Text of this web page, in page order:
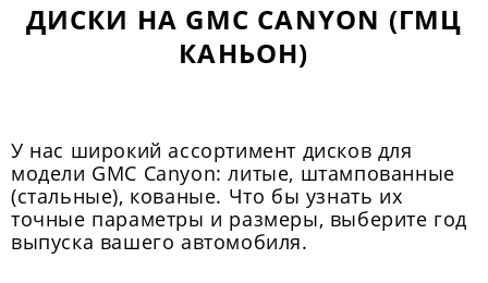
ДИСКИ НА GMC CANYON (ГМЦ
КАНЬОН)
У нас широкий ассортимент дисков для
модели GMC Canyon: литые, штампованные
(стальные), кованые. Что бы узнать их
точные параметры и размеры, выберите год
выпуска вашего автомобиля.